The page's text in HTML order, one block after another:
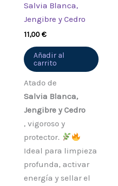
Salvia Blanca,
Jengibre y Cedro
11,00€
Añadir al
carrito
Atado de
Salvia Blanca,
Jengibre y Cedro
, vigoroso y
protector.
Ideal para limpieza
profunda, activar
energía y sellar el